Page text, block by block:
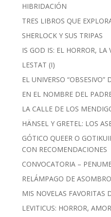
HIBRIDACIÓN
TRES LIBROS QUE
SHERLOCK Y SUS TRIPAS
IS GOD IS: EL HORROR,
LESTAT (I)
EL UNIVERSO “OBSESIVO”
EN EL NOMBRE DEL
LA CALLE DE LOS
HÄNSEL Y GRETEL: LOS
GÓTICO QUEER O
CON RECOMENDACIONES
CONVOCATORIA –
RELÁMPAGO DE ASOMBRO
MIS NOVELAS FAVORITAS
LEVITICUS: HORROR,